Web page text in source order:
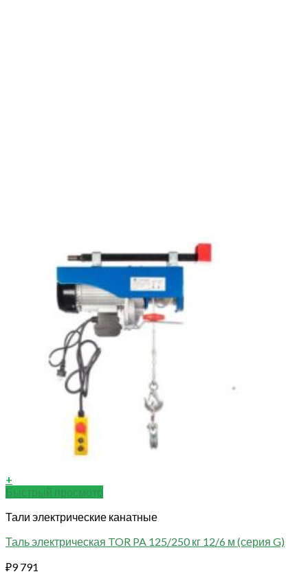
+
Быстрый просмотр
Тали электрические канатные
Таль электрическая TOR PA 125/250 кг 12/6 м (серия G)
₽9 791